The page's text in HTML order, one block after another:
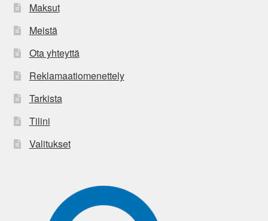
Maksut
Meistä
Ota yhteyttä
Reklamaatiomenettely
Tarkista
Tilini
Valitukset